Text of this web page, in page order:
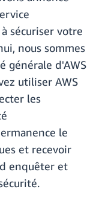
sécuriser votre
nous sommes
générale d'AWS
utiliser AWS
les
le
et recevoir
enquêter et